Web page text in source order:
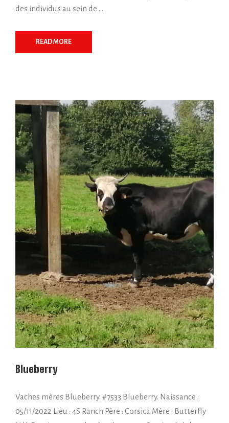
des individus au sein de …
READ MORE
Blueberry
Vaches mères Blueberry. #7533 Blueberry. Naissance :
05/11/2022 Lieu : 4S Ranch Père : Corsica Mère : Butterfly